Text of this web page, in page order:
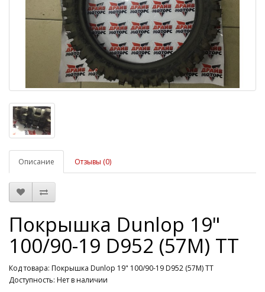
Описание Отзывы (0)
Покрышка Dunlop 19"
100/90-19 D952 (57M) TT
Код товара: Покрышка Dunlop 19" 100/90-19 D952 (57M) TT
Доступность: Нет в наличии